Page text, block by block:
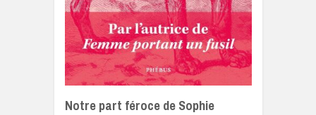
Notre part féroce de Sophie